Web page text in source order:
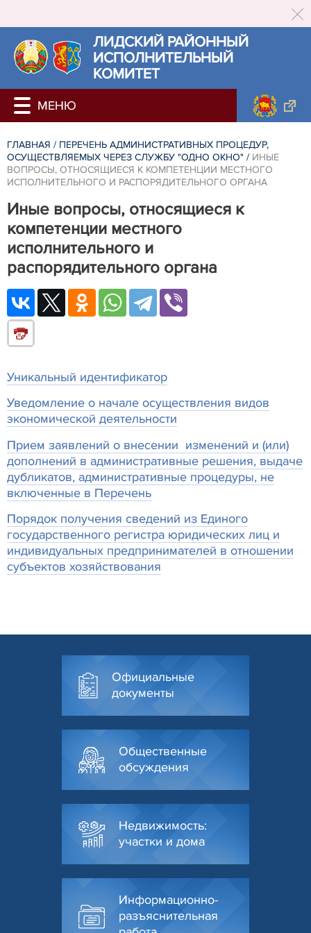
ЛИДСКИЙ РАЙОННЫЙ
ИСПОЛНИТЕЛЬНЫЙ
КОМИТЕТ
ГЛАВНАЯ / ПЕРЕЧЕНЬ АДМИНИСТРАТИВНЫХ ПРОЦЕДУР,
ОСУЩЕСТВЛЯЕМЫХ ЧЕРЕЗ СЛУЖБУ "ОДНО ОКНО" / ИНЫЕ
ВОПРОСЫ, ОТНОСЯЩИЕСЯ К КОМПЕТЕНЦИИ МЕСТНОГО
ИСПОЛНИТЕЛЬНОГО И РАСПОРЯДИТЕЛЬНОГО ОРГАНА
Иные вопросы, относящиеся к
компетенции местного
исполнительного и
распорядительного органа
Уникальный идентификатор
Уведомление о начале осуществления видов
экономической деятельности
Прием заявлений о внесении изменений и (или)
дополнений в административные решения, выдаче
дубликатов, административные процедуры, не
включенные в Перечень
Порядок получения сведений из Единого
государственного регистра юридических лиц и
индивидуальных предпринимателей в отношении
субъектов хозяйствования
Официальные
документы
Общественные
обсуждения
Недвижимость:
участки и дома
Информационно-
разъяснительная